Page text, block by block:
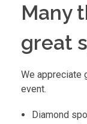
Many
great
We appreciate
event.
Diamond